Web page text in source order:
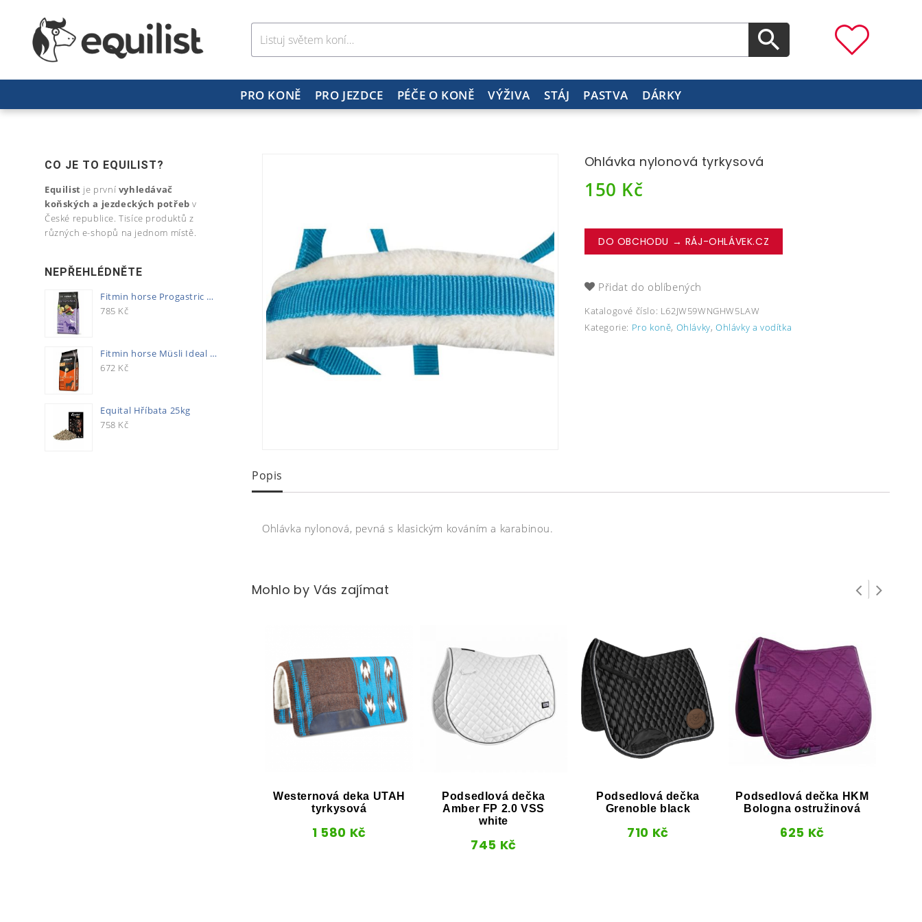
PRO KONĚ PRO JEZDCE PÉČE O KONĚ VÝŽIVA STÁJ PASTVA DÁRKY
Ohlávka nylonová tyrkysová
150 Kč
DO OBCHODU → RÁJ-OHLÁVEK.CZ
Přidat do oblíbených
Katalogové číslo: L62JW59WNGHW5LAW
Kategorie: Pro koně, Ohlávky,Ohlávky a vodítka
Popis
Ohlávka nylonová, pevná s klasickým kováním a karabinou.
Mohlo by Vás zajímat
Westernová deka UTAH
tyrkysová
1 580 Kč
Podsedlová dečka
Amber FP 2.0 VSS
white
745 Kč
Podsedlová dečka
Grenoble black
710 Kč
Podsedlová dečka HKM
Bologna ostružinová
625 Kč
CO JE TO EQUILIST?
Equilist je první vyhledávač
koňských a jezdeckých potřeb v
České republice. Tisíce produktů z
různých e-shopů na jednom místě.
NEPŘEHLÉDNĚTE
Fitmin horse Progastric 20kg
785 Kč
Fitmin horse Müsli Ideal 20kg
672 Kč
Equital Hříbata 25kg
758 Kč